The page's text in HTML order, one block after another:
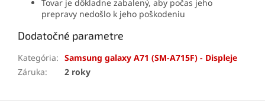
Tovar je dôkladne zabalený, aby počas jeho
prepravy nedošlo k jeho poškodeniu
Dodatočné parametre
Kategória: Samsung galaxy A71 (SM-A715F) - Displeje
Záruka: 2 roky